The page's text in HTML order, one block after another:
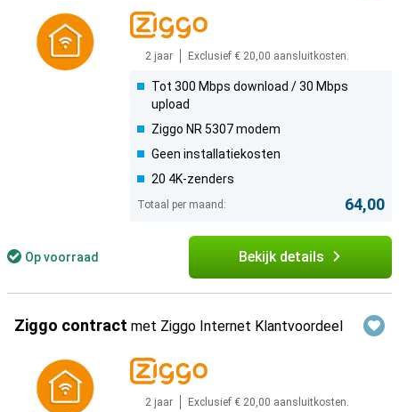
2 jaar Exclusief € 20,00 aansluitkosten.
Tot 300 Mbps download / 30 Mbps
upload
Ziggo NR 5307 modem
Geen installatiekosten
20 4K-zenders
Totaal per maand: 64,00
Op voorraad Bekijk details
Ziggo contract met Ziggo Internet Klantvoordeel
2 jaar Exclusief € 20,00 aansluitkosten.